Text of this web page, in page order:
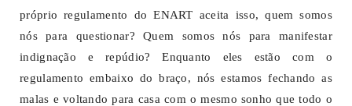
próprio regulamento do ENART aceita isso, quem somos
nós para questionar? Quem somos nós para manifestar
indignação e repúdio? Enquanto eles estão com o
regulamento embaixo do braço, nós estamos fechando as
malas e voltando para casa com o mesmo sonho que todo o